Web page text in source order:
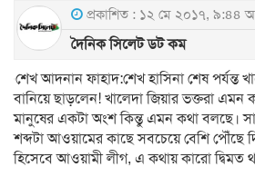
প্রকাশিত : ১২ মে ২০১৭, ৯:৪৪
দৈনিক সিলেট ডট কম
শেখ আদনান ফাহাদ:শেখ হাসিনা শেষ পর্যন্ত
বানিয়ে ছাড়লেন! খালেদা জিয়ার ভক্তরা এমন
মানুষের একটা অংশ কিন্তু এমন কথা বলছে।
শব্দটা আওয়ামের কাছে সবচেয়ে বেশি পৌঁছে
হিসেবে আওয়ামী লীগ, এ কথায় কারো দ্বিমত